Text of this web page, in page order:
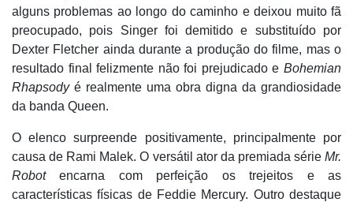
alguns problemas ao longo do caminho e deixou muito fã
preocupado, pois Singer foi demitido e substituído por
Dexter Fletcher ainda durante a produção do filme, mas o
resultado final felizmente não foi prejudicado e Bohemian
Rhapsodyé realmente uma obra digna da grandiosidade
da banda Queen.
O elenco surpreende positivamente, principalmente por
causa de Rami Malek. O versátil ator da premiada série Mr.
Robotencarna com perfeição os trejeitos e as
características físicas de Feddie Mercury. Outro destaque